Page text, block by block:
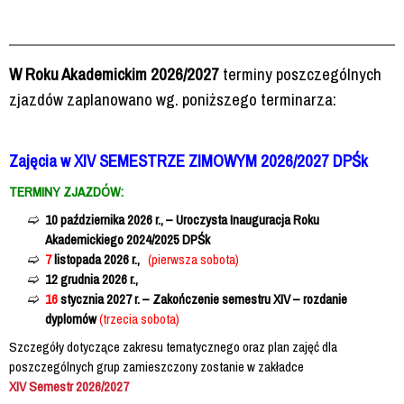
W Roku Akademickim 2026/2027 terminy poszczególnych
zjazdów zaplanowano wg. poniższego terminarza:
Zajęcia w XIV SEMESTRZE ZIMOWYM 2026/2027 DPŚk
TERMINY ZJAZDÓW:
10 października 2026 r., – Uroczysta Inauguracja Roku
Akademickiego 2024/2025 DPŚk
7listopada 2026 r., (pierwsza sobota)
12 grudnia 2026 r.,
16stycznia 2027 r. – Zakończenie semestru XIV – rozdanie
dyplomów(trzecia sobota)
Szczegóły dotyczące zakresu tematycznego oraz plan zajęć dla
poszczególnych grup zamieszczony zostanie w zakładce
XIV Semestr 2026/2027